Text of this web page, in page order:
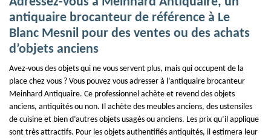
antiquaire brocanteur de référence à Le
Blanc Mesnil pour des ventes ou des achats
d’objets anciens
Avez-vous des objets qui ne vous servent plus, mais qui occupent de la
place chez vous ? Vous pouvez vous adresser à l’antiquaire brocanteur
Meinhard Antiquaire. Ce professionnel achète et revend des objets
anciens, antiquités ou non. Il achète des meubles anciens, des ustensiles
de cuisine et bien d’autres objets usagés ou anciens. Les prix qu’il applique
sont très attractifs. Pour les objets authentifiés antiquités, il estimera leur